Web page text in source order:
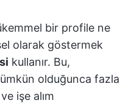
bir profile ne
olarak göstermek
kullanır. Bu,
olduğunca fazla
işe alım